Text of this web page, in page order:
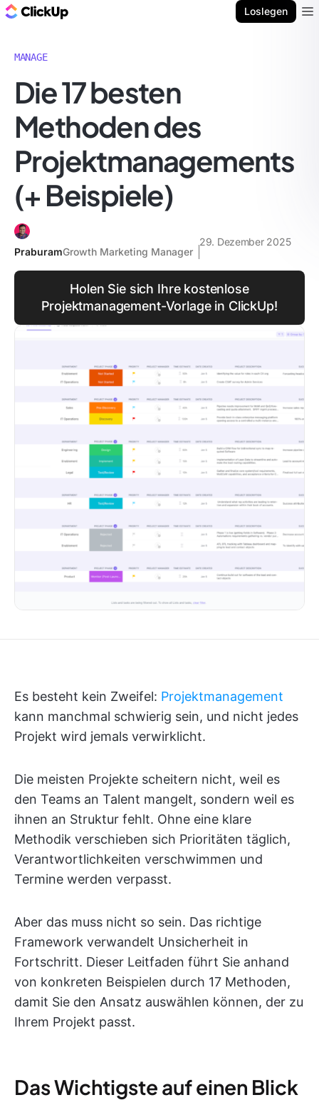
Loslegen
MANAGE
Die 17 besten
Methoden des
Projektmanagements
(+ Beispiele)
PraburamGrowth Marketing Manager
29. Dezember 2025
Holen Sie sich Ihre kostenlose
Projektmanagement-Vorlage in ClickUp!
Es besteht kein Zweifel: Projektmanagement
kann manchmal schwierig sein, und nicht jedes
Projekt wird jemals verwirklicht.
Die meisten Projekte scheitern nicht, weil es
den Teams an Talent mangelt, sondern weil es
ihnen an Struktur fehlt. Ohne eine klare
Methodik verschieben sich Prioritäten täglich,
Verantwortlichkeiten verschwimmen und
Termine werden verpasst.
Aber das muss nicht so sein. Das richtige
Framework verwandelt Unsicherheit in
Fortschritt. Dieser Leitfaden führt Sie anhand
von konkreten Beispielen durch 17 Methoden,
damit Sie den Ansatz auswählen können, der zu
Ihrem Projekt passt.
Das Wichtigste auf einen Blick